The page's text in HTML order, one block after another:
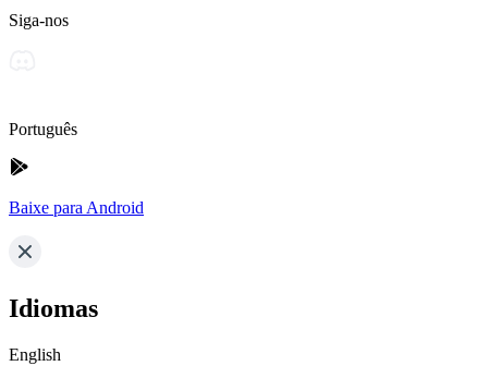
Siga-nos
Português
Baixe para Android
Idiomas
English